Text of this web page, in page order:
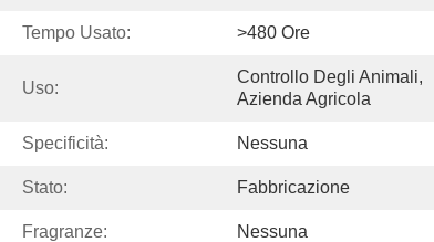
Tempo Usato: >480 Ore
Uso:
Controllo Degli Animali,
Azienda Agricola
Specificità: Nessuna
Stato: Fabbricazione
Fragranze: Nessuna